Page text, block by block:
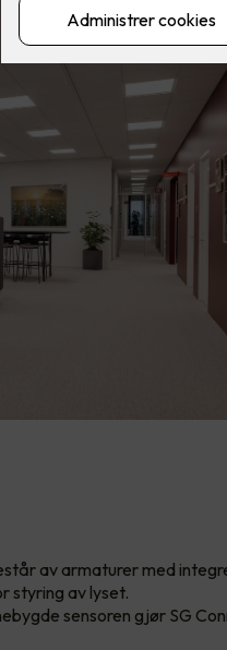
av armaturer med
styring av lyset.
sensoren gjør SG